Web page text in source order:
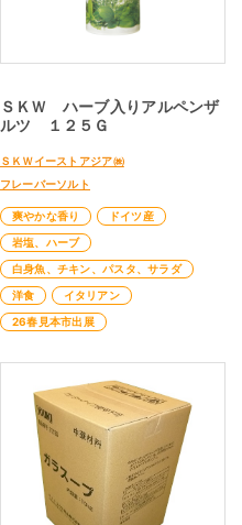
ＳＫＷ ハーブ入りアルペンザ
ルツ １２５Ｇ
ＳＫＷイーストアジア㈱
フレーバーソルト
爽やかな香り
ドイツ産
岩塩、ハーブ
白身魚、チキン、パスタ、サラダ
洋食
イタリアン
26春見本市出展